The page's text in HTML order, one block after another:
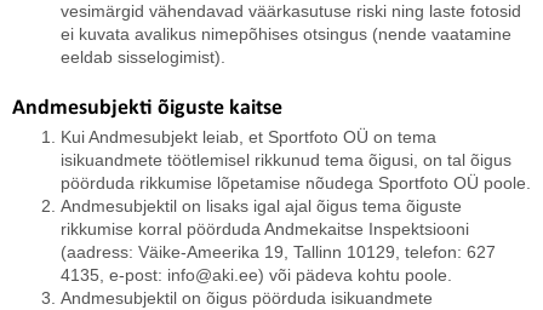
vesimärgid vähendavad väärkasutuse riski ning laste fotosid
ei kuvata avalikus nimepõhises otsingus (nende vaatamine
eeldab sisselogimist).
Andmesubjekti õiguste kaitse
Kui Andmesubjekt leiab, et Sportfoto OÜ on tema
isikuandmete töötlemisel rikkunud tema õigusi, on tal õigus
pöörduda rikkumise lõpetamise nõudega Sportfoto OÜ poole.
Andmesubjektil on lisaks igal ajal õigus tema õiguste
rikkumise korral pöörduda Andmekaitse Inspektsiooni
(aadress: Väike-Ameerika 19, Tallinn 10129, telefon: 627
4135, e-post: info@aki.ee) või pädeva kohtu poole.
Andmesubjektil on õigus pöörduda isikuandmete